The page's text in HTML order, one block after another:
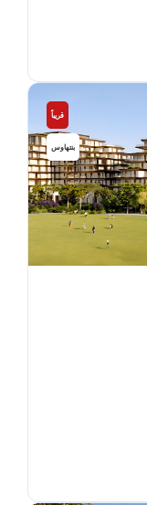
قريباً
بنتهاوس